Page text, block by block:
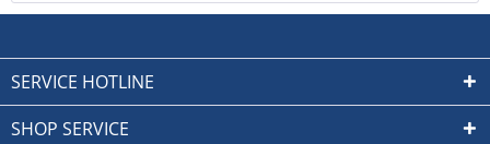
SERVICE HOTLINE
SHOP SERVICE